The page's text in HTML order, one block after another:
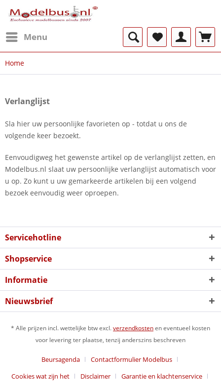
Menu
Home
Verlanglijst
Sla hier uw persoonlijke favorieten op - totdat u ons de
volgende keer bezoekt.
Eenvoudigweg het gewenste artikel op de verlanglijst zetten, en
Modelbus.nl slaat uw persoonlijke verlanglijst automatisch voor
u op. Zo kunt u uw gemarkeerde artikelen bij een volgend
bezoek eenvoudig weer oproepen.
Servicehotline
Shopservice
Informatie
Nieuwsbrief
* Alle prijzen incl. wettelijke btw excl.verzendkostenen eventueel kosten
voor levering ter plaatse, tenzij anderszins beschreven
Beursagenda
Contactformulier Modelbus
Cookies wat zijn het
Disclaimer
Garantie en klachtenservice